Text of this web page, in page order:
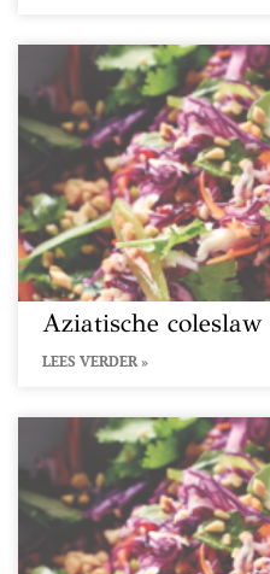
Aziatische
LEES VERDER »